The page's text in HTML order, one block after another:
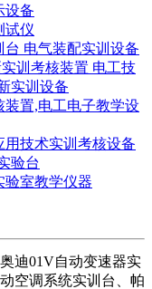
设备
试仪
台 电气装配实训设备
训考核装置 电工技
实训设备
装置,电工电子教学设
用技术实训考核设备
验台
验室教学仪器
迪01V自动变速器实
空调系统实训台、帕